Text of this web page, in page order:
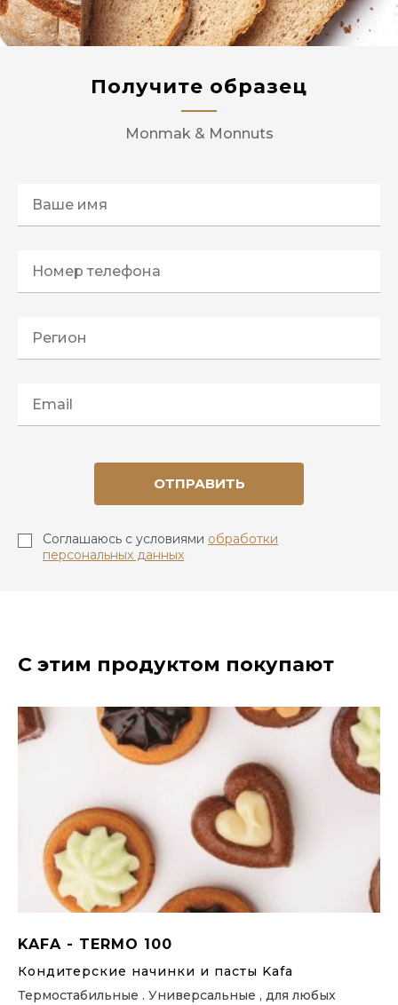
Получите образец
Monmak & Monnuts
ОТПРАВИТЬ
Соглашаюсь с условиями обработки
персональных данных
С этим продуктом покупают
KAFA - TERMO 100
Кондитерские начинки и пасты Kafa
Термостабильные . Универсальные , для любых